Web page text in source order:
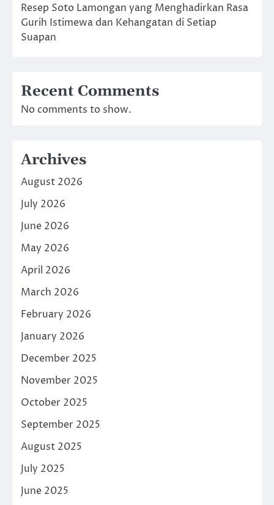
Resep Soto Lamongan yang Menghadirkan Rasa
Gurih Istimewa dan Kehangatan di Setiap
Suapan
Recent Comments
No comments to show.
Archives
August 2026
July 2026
June 2026
May 2026
April 2026
March 2026
February 2026
January 2026
December 2025
November 2025
October 2025
September 2025
August 2025
July 2025
June 2025